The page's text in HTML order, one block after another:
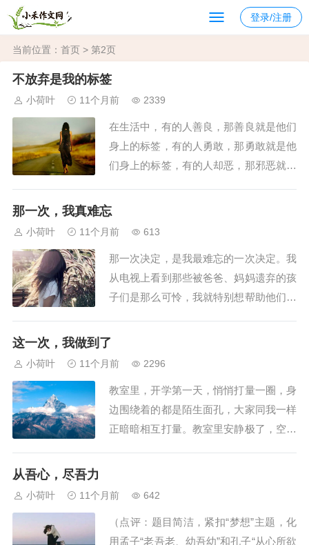
登录/注册
当前位置： 首页 > 第2页
不放弃是我的标签
小荷叶 11个月前 2339
在生活中，有的人善良，那善良就是他们
身上的标签，有的人勇敢，那勇敢就是他
们身上的标签，有的人却恶，那邪恶就是
是他们身上的标签……等，每个人在生活
芒洒到这个世界上，我像往常一样吃过早
饭与爸爸在路...
那一次，我真难忘
小荷叶 11个月前 613
那一次决定，是我最难忘的一次决定。我
从电视上看到那些被爸爸、妈妈遗弃的孩
子们是那么可怜，我就特别想帮助他们。
助他们呢？正好，×× 俱乐部组织了一
子们。星期天一大早，我就来到了俱乐部
门口，领了３...
这一次，我做到了
小荷叶 11个月前 2296
教室里，开学第一天，悄悄打量一圈，身
边围绕着的都是陌生面孔，大家同我一样
正暗暗相互打量。教室里安静极了，空气
自我介绍吧。”“对了”，班主任一拍双手，
从吾心，尽吾力
小荷叶 11个月前 642
（点评：题目简洁，紧扣“梦想”主题，化
用孟子“老吾老、幼吾幼”和孔子“从心所欲